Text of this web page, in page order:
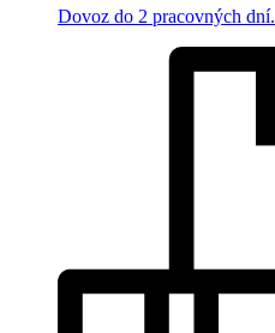
Dovoz do 2 pracovných dní.